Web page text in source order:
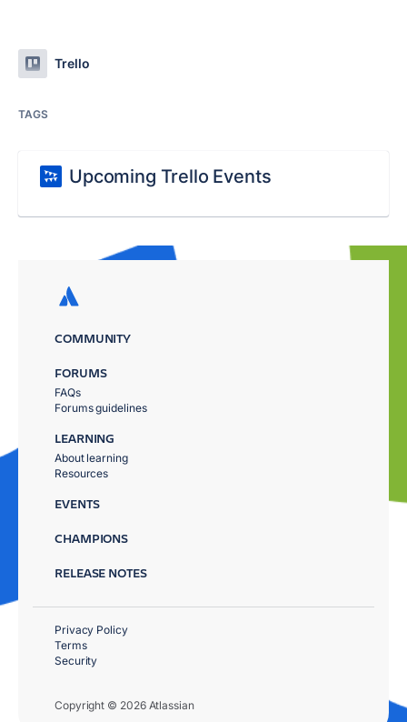
Trello
TAGS
Upcoming Trello Events
COMMUNITY
FORUMS
FAQs
Forums guidelines
LEARNING
About learning
Resources
EVENTS
CHAMPIONS
RELEASE NOTES
Copyright © 2026 Atlassian
Privacy Policy
Terms
Security